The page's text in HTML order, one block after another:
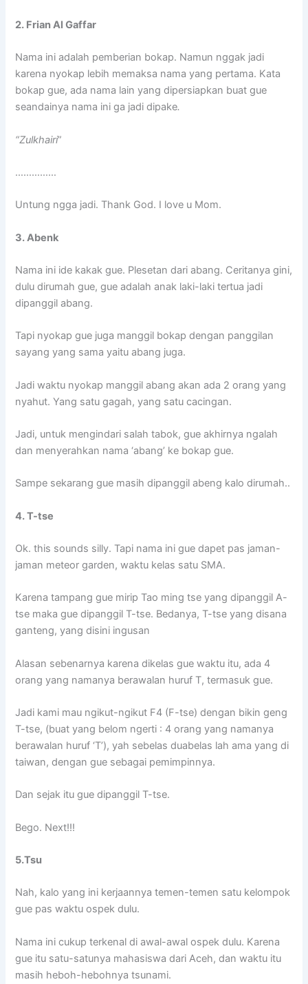
2. Frian Al Gaffar
Nama ini adalah pemberian bokap. Namun nggak jadi
karena nyokap lebih memaksa nama yang pertama. Kata
bokap gue, ada nama lain yang dipersiapkan buat gue
seandainya nama ini ga jadi dipake.
“Zulkhairi”
……………
Untung ngga jadi. Thank God. I love u Mom.
3. Abenk
Nama ini ide kakak gue. Plesetan dari abang. Ceritanya gini,
dulu dirumah gue, gue adalah anak laki-laki tertua jadi
dipanggil abang.
Tapi nyokap gue juga manggil bokap dengan panggilan
sayang yang sama yaitu abang juga.
Jadi waktu nyokap manggil abang akan ada 2 orang yang
nyahut. Yang satu gagah, yang satu cacingan.
Jadi, untuk mengindari salah tabok, gue akhirnya ngalah
dan menyerahkan nama ‘abang’ ke bokap gue.
Sampe sekarang gue masih dipanggil abeng kalo dirumah..
4. T-tse
Ok. this sounds silly. Tapi nama ini gue dapet pas jaman-
jaman meteor garden, waktu kelas satu SMA.
Karena tampang gue mirip Tao ming tse yang dipanggil A-
tse maka gue dipanggil T-tse. Bedanya, T-tse yang disana
ganteng, yang disini ingusan
Alasan sebenarnya karena dikelas gue waktu itu, ada 4
orang yang namanya berawalan huruf T, termasuk gue.
Jadi kami mau ngikut-ngikut F4 (F-tse) dengan bikin geng
T-tse, (buat yang belom ngerti : 4 orang yang namanya
berawalan huruf ‘T’), yah sebelas duabelas lah ama yang di
taiwan, dengan gue sebagai pemimpinnya.
Dan sejak itu gue dipanggil T-tse.
Bego. Next!!!
5.Tsu
Nah, kalo yang ini kerjaannya temen-temen satu kelompok
gue pas waktu ospek dulu.
Nama ini cukup terkenal di awal-awal ospek dulu. Karena
gue itu satu-satunya mahasiswa dari Aceh, dan waktu itu
masih heboh-hebohnya tsunami.